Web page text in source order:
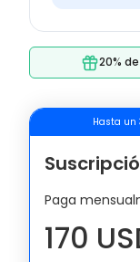
20%
Hasta un
Paga
170